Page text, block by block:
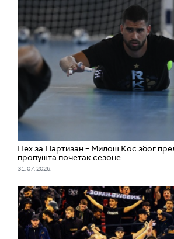
Пех за Партизан – Милош Кос због
пропушта почетак сезоне
31. 07. 2026.